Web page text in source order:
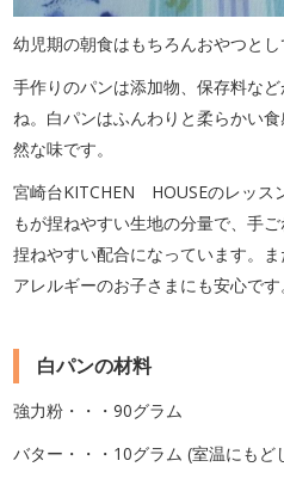
幼児期の朝食はもちろんおやつとし
手作りのパンは添加物、保存料な
ね。白パンはふんわりと柔らかい
然な味です。
宮崎台KITCHEN HOUSEのレッス
もが捏ねやすい生地の分量で、手
捏ねやすい配合になっています。
アレルギーのお子さまにも安心です
白パンの材料
強力粉・・・90グラム
バター・・・10グラム (室温にもど